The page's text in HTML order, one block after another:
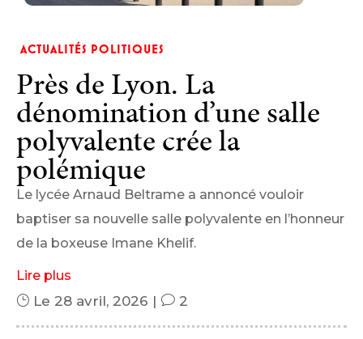
ACTUALITÉS POLITIQUES
Près de Lyon. La
dénomination d’une salle
polyvalente crée la
polémique
Le lycée Arnaud Beltrame a annoncé vouloir
baptiser sa nouvelle salle polyvalente en l’honneur
de la boxeuse Imane Khelif.
Lire plus
} Le 28 avril, 2026 | v 2